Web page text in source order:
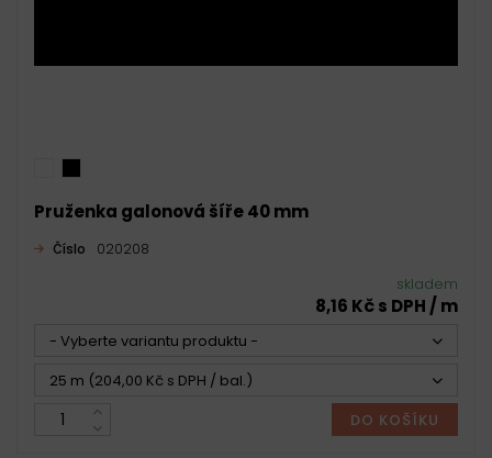
Pruženka galonová šíře 40 mm
Číslo 020208
skladem
8,16 Kč s DPH / m
- Vyberte variantu produktu -
25 m (204,00 Kč s DPH / bal.)
DO KOŠÍKU